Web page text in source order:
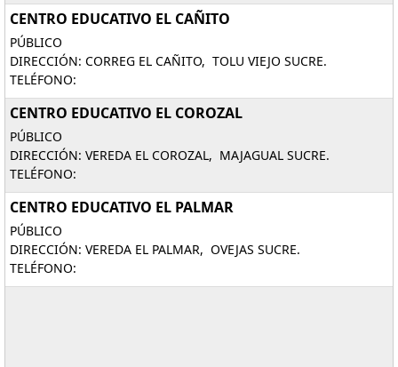
CENTRO EDUCATIVO EL CAÑITO
PÚBLICO
DIRECCIÓN: CORREG EL CAÑITO, TOLU VIEJO SUCRE.
TELÉFONO:
CENTRO EDUCATIVO EL COROZAL
PÚBLICO
DIRECCIÓN: VEREDA EL COROZAL, MAJAGUAL SUCRE.
TELÉFONO:
CENTRO EDUCATIVO EL PALMAR
PÚBLICO
DIRECCIÓN: VEREDA EL PALMAR, OVEJAS SUCRE.
TELÉFONO: